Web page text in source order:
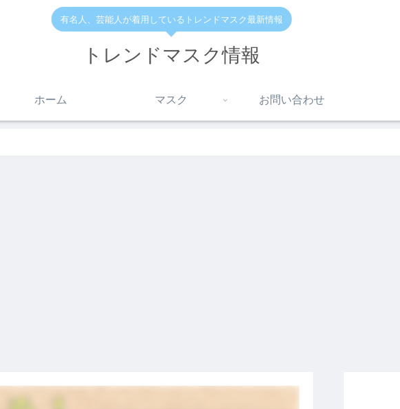
有名人、芸能人が着用しているトレンドマスク最新情報
トレンドマスク情報
ホーム マスク お問い合わせ